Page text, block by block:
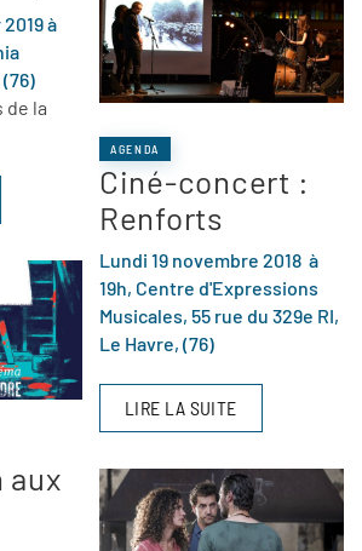
à
de la
aux
AGENDA
Ciné-concert :
Renforts
Lundi 19 novembre 2018 à
19h, Centre d'Expressions
Musicales, 55 rue du 329e RI,
Le Havre, (76)
LIRE LA SUITE